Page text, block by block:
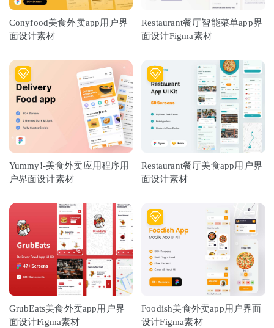
Conyfood美食外卖app用户界
面设计素材
Restaurant餐厅智能菜单app界
面设计Figma素材
Yummy!-美食外卖应用程序用
户界面设计素材
Restaurant餐厅美食app用户界
面设计素材
GrubEats美食外卖app用户界
面设计Figma素材
Foodish美食外卖app用户界面
设计Figma素材